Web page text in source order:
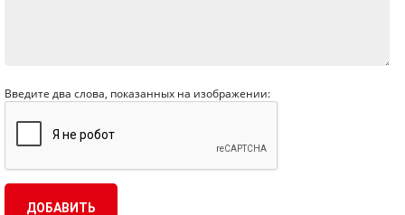
Введите два слова, показанных на изображении: